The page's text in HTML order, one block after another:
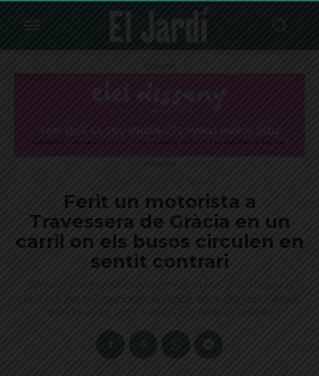
Publicitat
Publicitat
Ferit un motorista a
Travessera de Gràcia en un
carril on els busos circulen en
sentit contrari
Diferents partits polítics han criticat en més d'una ocasió el
carril bus per la Traverssera de Gràcia, entre Balmes i Santaló,
que circula en sentit contrari a la resta de vehicles